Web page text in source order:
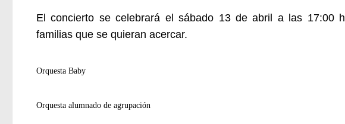
El concierto se celebrará el sábado 13 de abril a las 17:00
familias que se quieran acercar.
Orquesta Baby
Orquesta alumnado de agrupación